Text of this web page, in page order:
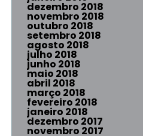
dezembro 2018
novembro 2018
outubro 2018
setembro 2018
agosto 2018
julho 2018
junho 2018
maio 2018
abril 2018
março 2018
fevereiro 2018
janeiro 2018
dezembro 2017
novembro 2017